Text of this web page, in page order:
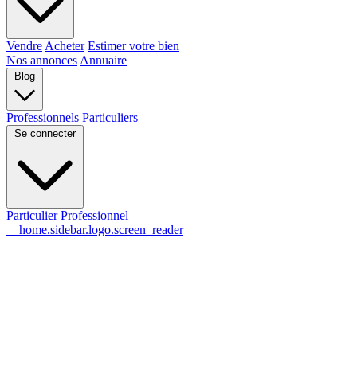
Vendre Acheter Estimer votre bien
Nos annonces Annuaire
Blog
Professionnels Particuliers
Se connecter
Particulier Professionnel
__home.sidebar.logo.screen_reader